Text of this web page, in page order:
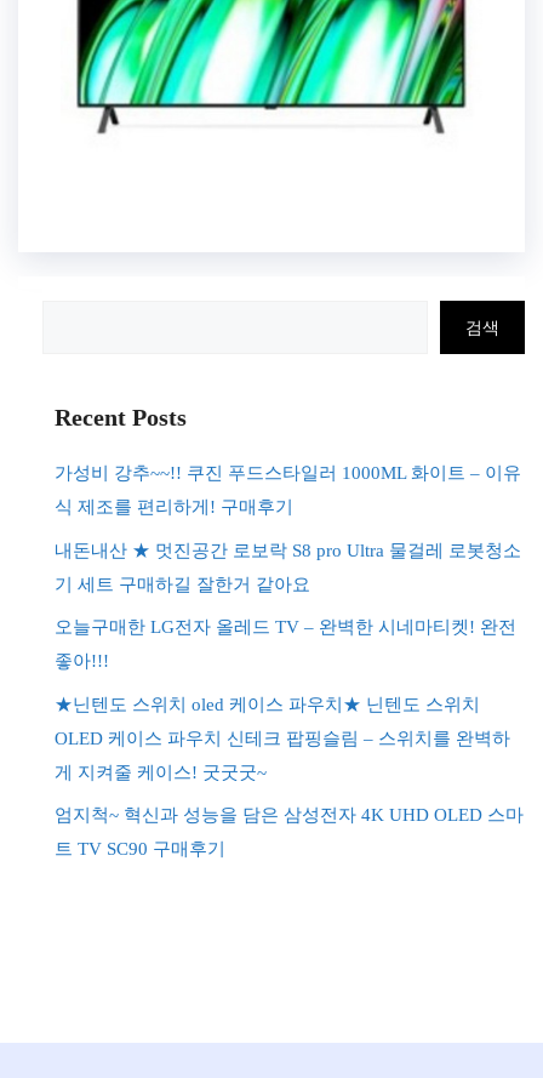
검색
Recent Posts
가성비 강추~~!! 쿠진 푸드스타일러 1000ML 화이트 – 이유
식 제조를 편리하게! 구매후기
내돈내산 ★ 멋진공간 로보락 S8 pro Ultra 물걸레 로봇청소
기 세트 구매하길 잘한거 같아요
오늘구매한 LG전자 올레드 TV – 완벽한 시네마티켓! 완전
좋아!!!
★닌텐도 스위치 oled 케이스 파우치★ 닌텐도 스위치
OLED 케이스 파우치 신테크 팝핑슬림 – 스위치를 완벽하
게 지켜줄 케이스! 굿굿굿~
엄지척~ 혁신과 성능을 담은 삼성전자 4K UHD OLED 스마
트 TV SC90 구매후기